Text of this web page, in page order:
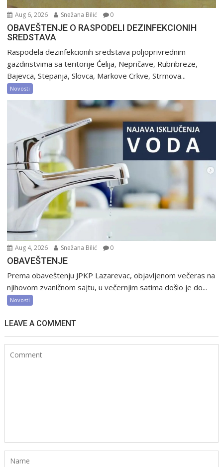
Aug 6, 2026 Snežana Bilić 0
OBAVEŠTENJE O RASPODELI DEZINFEKCIONIH
SREDSTAVA
Raspodela dezinfekcionih sredstava poljoprivrednim
gazdinstvima sa teritorije Ćelija, Nepričave, Rubribreze,
Bajevca, Stepanja, Slovca, Markove Crkve, Strmova...
Novosti
Aug 4, 2026 Snežana Bilić 0
OBAVEŠTENJE
Prema obaveštenju JPKP Lazarevac, objavljenom večeras na
njihovom zvaničnom sajtu, u večernjim satima došlo je do...
Novosti
LEAVE A COMMENT